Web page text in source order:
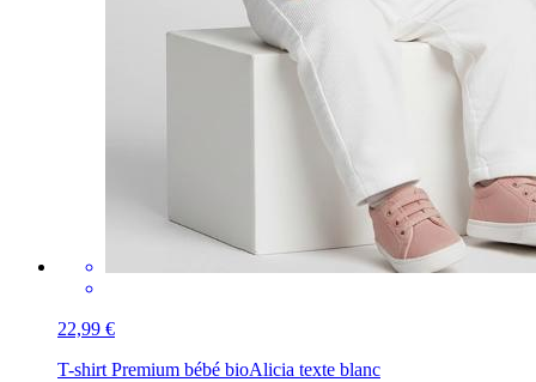
22,99 €
T-shirt Premium bébé bioAlicia texte blanc